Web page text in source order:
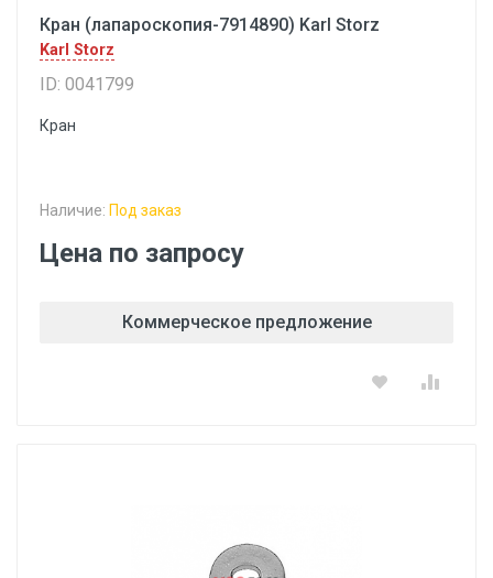
Кран (лапароскопия-7914890) Karl Storz
Karl Storz
ID: 0041799
Кран
Наличие: Под заказ
Цена по запросу
Коммерческое предложение